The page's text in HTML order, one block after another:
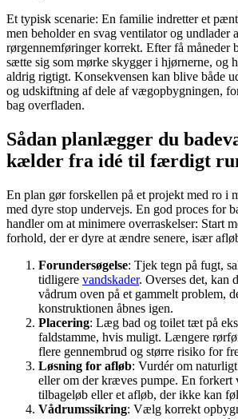
Et typisk scenarie: En familie indretter et
men beholder en svag ventilator og undlader
rørgennemføringer korrekt. Efter få måneder
sætte sig som mørke skygger i hjørnerne, og
aldrig rigtigt. Konsekvensen kan blive både
og udskiftning af dele af vægopbygningen,
bag overfladen.
Sådan planlægger du
kælder fra idé til færdigt
En plan gør forskellen på et projekt med ro i
med dyre stop undervejs. En god proces for
handler om at minimere overraskelser: Start
forhold, der er dyre at ændre senere, især
Forundersøgelse: Tjek tegn på fugt,
tidligere vandskader. Overses det, kan
vådrum oven på et gammelt problem,
konstruktionen åbnes igen.
Placering: Læg bad og toilet tæt på
faldstamme, hvis muligt. Længere
flere gennembrud og større risiko for
Løsning for afløb: Vurdér om
eller om der kræves pumpe. En forkert
tilbageløb eller et afløb, der ikke kan
Vådrumssikring: Vælg korrekt